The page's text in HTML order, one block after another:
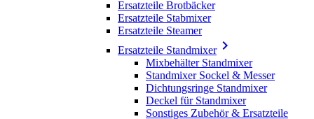
Ersatzteile Brotbäcker
Ersatzteile Stabmixer
Ersatzteile Steamer
Ersatzteile Standmixer
Mixbehälter Standmixer
Standmixer Sockel & Messer
Dichtungsringe Standmixer
Deckel für Standmixer
Sonstiges Zubehör & Ersatzteile